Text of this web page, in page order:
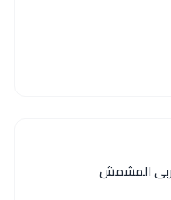
المشمش